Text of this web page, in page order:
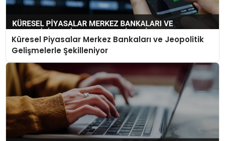
Küresel Piyasalar Merkez Bankaları ve Jeopolitik
Gelişmelerle Şekilleniyor